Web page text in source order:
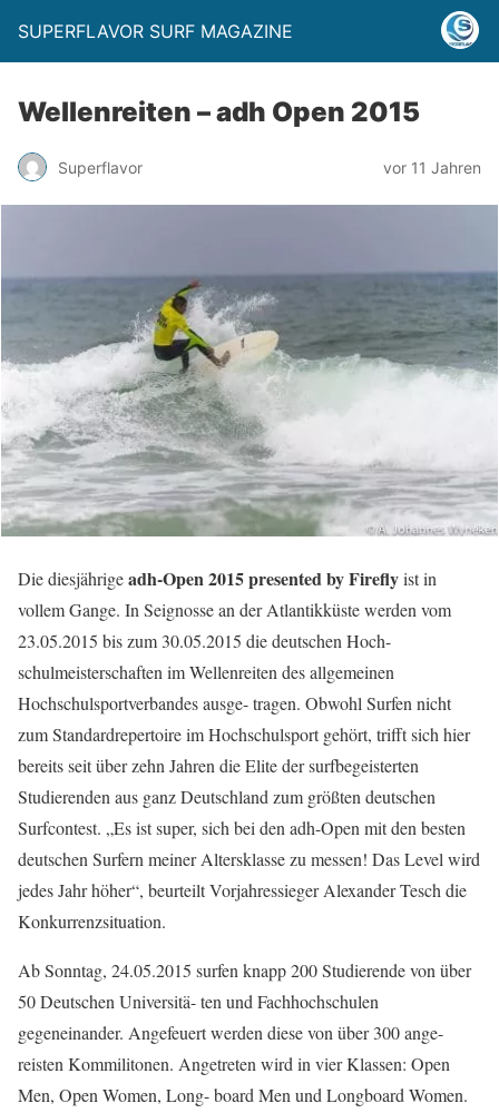
SUPERFLAVOR SURF MAGAZINE
Wellenreiten – adh Open 2015
Superflavor vor 11 Jahren
Die diesjährigeadh-Open 2015 presented by Fireflyist in
vollem Gange. In Seignosse an der Atlantikküste werden vom
23.05.2015 bis zum 30.05.2015 die deutschen Hoch-
schulmeisterschaften im Wellenreiten des allgemeinen
Hochschulsportverbandes ausge- tragen. Obwohl Surfen nicht
zum Standardrepertoire im Hochschulsport gehört, trifft sich hier
bereits seit über zehn Jahren die Elite der surfbegeisterten
Studierenden aus ganz Deutschland zum größten deutschen
Surfcontest. „Es ist super, sich bei den adh-Open mit den besten
deutschen Surfern meiner Altersklasse zu messen! Das Level wird
jedes Jahr höher“, beurteilt Vorjahressieger Alexander Tesch die
Konkurrenzsituation.
Ab Sonntag, 24.05.2015 surfen knapp 200 Studierende von über
50 Deutschen Universitä- ten und Fachhochschulen
gegeneinander. Angefeuert werden diese von über 300 ange-
reisten Kommilitonen. Angetreten wird in vier Klassen: Open
Men, Open Women, Long- board Men und Longboard Women.